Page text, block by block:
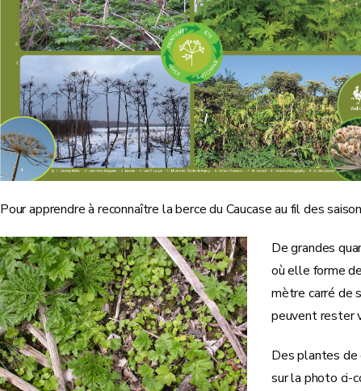
Pour apprendre à reconnaître la berce du Caucase au fil des
De grandes
où elle forme
mètre carré de
peuvent rester
Des plantes de
sur la photo ci-